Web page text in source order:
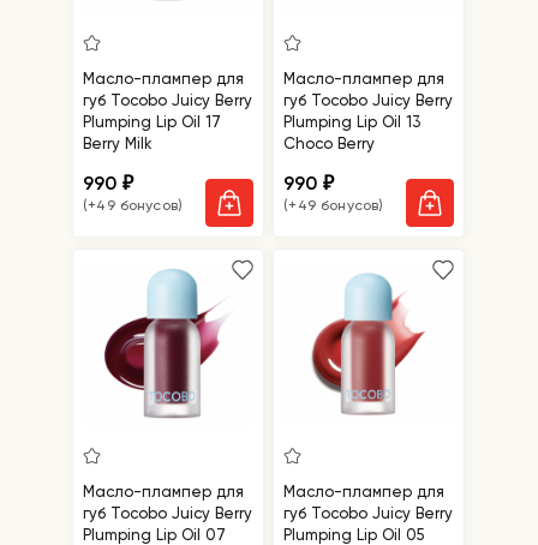
Масло-плампер для
губ Tocobo Juicy Berry
Plumping Lip Oil 17
Berry Milk
990₽
(+49 бонусов)
Масло-плампер для
губ Tocobo Juicy Berry
Plumping Lip Oil 13
Choco Berry
990₽
(+49 бонусов)
Масло-плампер для
губ Tocobo Juicy Berry
Plumping Lip Oil 07
Масло-плампер для
губ Tocobo Juicy Berry
Plumping Lip Oil 05